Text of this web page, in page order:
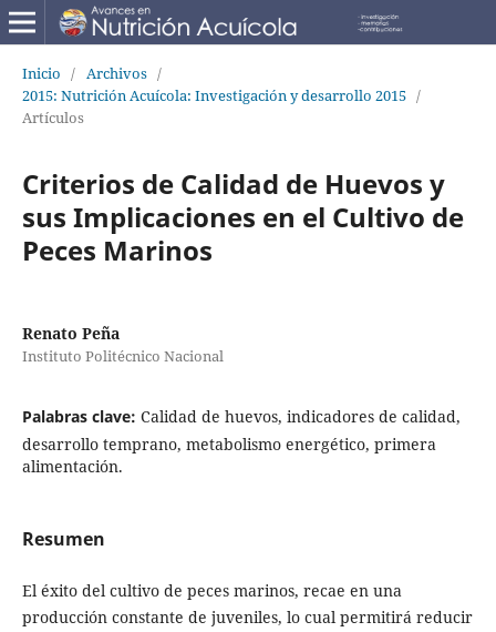
Inicio / Archivos /
2015: Nutrición Acuícola: Investigación y desarrollo 2015 /
Artículos
Criterios de Calidad de Huevos y
sus Implicaciones en el Cultivo de
Peces Marinos
Renato Peña
Instituto Politécnico Nacional
Palabras clave: Calidad de huevos, indicadores de calidad,
desarrollo temprano, metabolismo energético, primera
alimentación.
Resumen
El éxito del cultivo de peces marinos, recae en una
producción constante de juveniles, lo cual permitirá reducir